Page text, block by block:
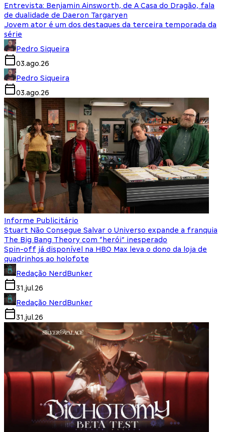
Entrevista: Benjamin Ainsworth, de A Casa do Dragão, fala
de dualidade de Daeron Targaryen
Jovem ator é um dos destaques da terceira temporada da
série
Pedro Siqueira
03.ago.26
Pedro Siqueira
03.ago.26
Informe Publicitário
Stuart Não Consegue Salvar o Universo expande a franquia
The Big Bang Theory com “herói” inesperado
Spin-off já disponível na HBO Max leva o dono da loja de
quadrinhos ao holofote
Redação NerdBunker
31.jul.26
Redação NerdBunker
31.jul.26